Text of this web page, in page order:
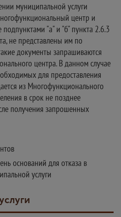
муниципальной услуги
центр и
"а" и "б" пункта 2.6.3
не представлены им по
документы запрашиваются
центра. В данном случае
для предоставления
из Многофункционального
в срок не позднее
получения запрошенных
оснований для отказа в
услуги